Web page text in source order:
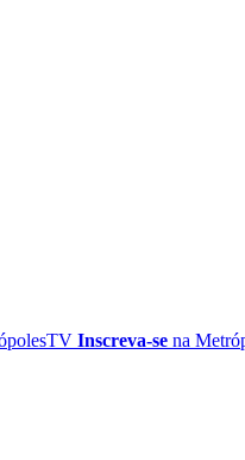
Inscreva-se na